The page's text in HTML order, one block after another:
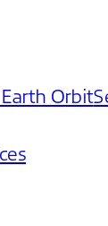
Orbit